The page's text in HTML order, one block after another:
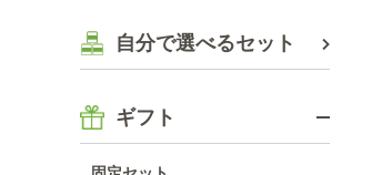
自分で選べるセット
ギフト